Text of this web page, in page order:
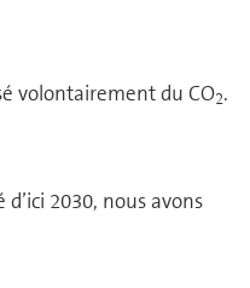
volontairement du CO2.
2030, nous avons